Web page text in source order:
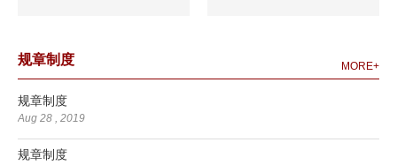
MORE+
规章制度
规章制度
Aug 28 , 2019
规章制度